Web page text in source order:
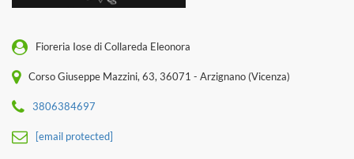
Fioreria Iose di Collareda Eleonora
Corso Giuseppe Mazzini, 63, 36071 - Arzignano (Vicenza)
3806384697
[email protected]